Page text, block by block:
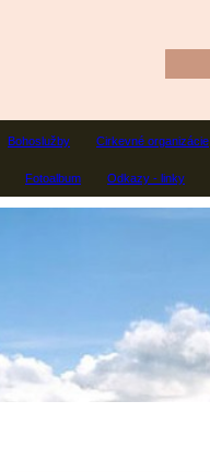
Bohoslužby Cirkevné organizácie
Fotoalbum Odkazy - linky